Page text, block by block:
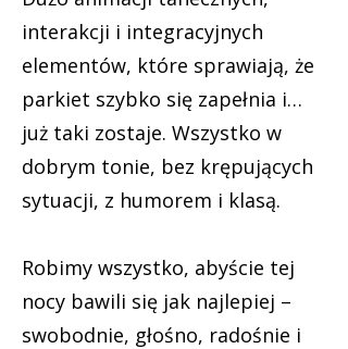
interakcji i integracyjnych
elementów, które sprawiają, że
parkiet szybko się zapełnia i…
już taki zostaje. Wszystko w
dobrym tonie, bez krępujących
sytuacji, z humorem i klasą.
Robimy wszystko, abyście tej
nocy bawili się jak najlepiej –
swobodnie, głośno, radośnie i